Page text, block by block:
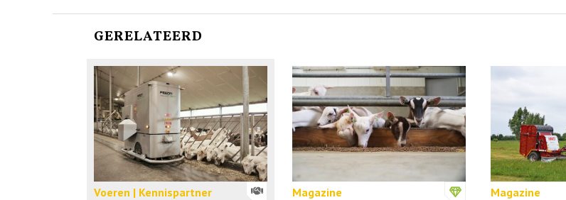
GERELATEERD
Voeren | Kennispartner Magazine Magazine